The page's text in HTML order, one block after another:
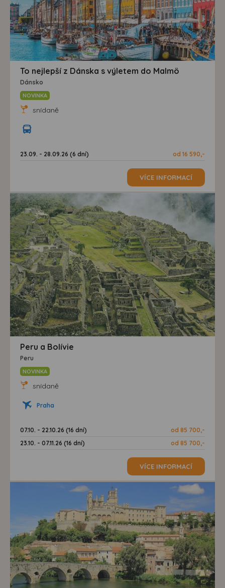
To nejlepší z Dánska s výletem do Malmö
Dánsko
NOVINKA
snídaně
23.09. - 28.09.26 (6 dní) od 16 590,-
VÍCE INFORMACÍ
Peru a Bolívie
Peru
NOVINKA
snídaně
Praha
07.10. - 22.10.26 (16 dní)
od 85 700,-
23.10. - 07.11.26 (16 dní)
od 85 700,-
VÍCE INFORMACÍ